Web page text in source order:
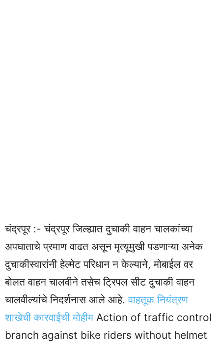
चंद्रपूर :- चंद्रपूर जिल्ह्यात दुचाकी वाहन चालकांच्या
अपघाताचे प्रमाण वाढत असून मृत्यूमुखी पडणाऱ्या अनेक
दुचाकीस्वारांनी हेल्मेट परिधान न केल्याने, मोबाईल वर
बोलत वाहन चालवीने तसेच ट्रिपल सीट दुचाकी वाहन
चालवील्यांचे निदर्शनास आले आहे.वाहतूक नियंत्रण
शाखेची कारवाईची मोहीम Action of traffic control
branch against bike riders without helmet